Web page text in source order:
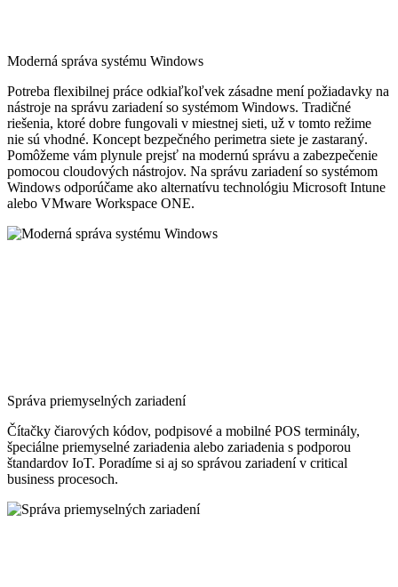
Moderná správa systému Windows
Potreba flexibilnej práce odkiaľkoľvek zásadne mení požiadavky na
nástroje na správu zariadení so systémom Windows. Tradičné
riešenia, ktoré dobre fungovali v miestnej sieti, už v tomto režime
nie sú vhodné. Koncept bezpečného perimetra siete je zastaraný.
Pomôžeme vám plynule prejsť na modernú správu a zabezpečenie
pomocou cloudových nástrojov. Na správu zariadení so systémom
Windows odporúčame ako alternatívu technológiu Microsoft Intune
alebo VMware Workspace ONE.
Správa priemyselných zariadení
Čítačky čiarových kódov, podpisové a mobilné POS terminály,
špeciálne priemyselné zariadenia alebo zariadenia s podporou
štandardov IoT. Poradíme si aj so správou zariadení v critical
business procesoch.